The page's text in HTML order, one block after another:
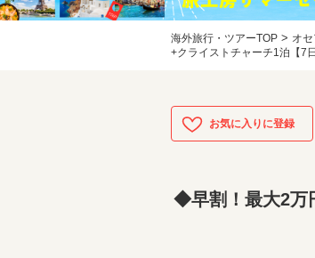
海外旅行・ツアーTOP > オ
+クライストチャーチ1泊【7
◆早割！最大2万